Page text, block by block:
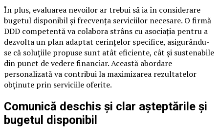
În plus, evaluarea nevoilor ar trebui să ia în considerare
bugetul disponibil și frecvența serviciilor necesare. O firmă
DDD competentă va colabora strâns cu asociația pentru a
dezvolta un plan adaptat cerințelor specifice, asigurându-
se că soluțiile propuse sunt atât eficiente, cât și sustenabile
din punct de vedere financiar. Această abordare
personalizată va contribui la maximizarea rezultatelor
obținute prin serviciile oferite.
Comunică deschis și clar așteptările și
bugetul disponibil